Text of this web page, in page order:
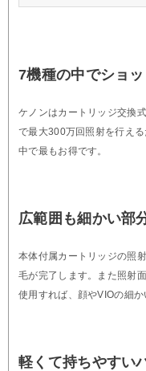
7機種の中でショ
ケノンはカートリッジ交換
で最大300万回照射を行え
中で最もお得です。
広範囲も細かい部
本体付属カートリッジの照
毛が完了します。また照射
使用すれば、顔やVIOの細か
軽くて持ちやすい